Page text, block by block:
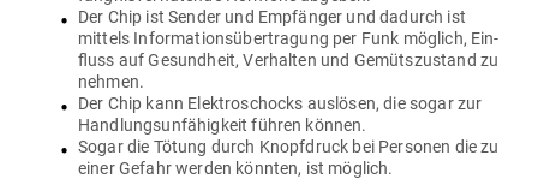
Der Chip ist Sender und Emp­fänger und dadurch ist
mittels Infor­ma­ti­ons­über­tragung per Funk möglich, Ein­
fluss auf Gesundheit, Ver­halten und Gemüts­zu­stand zu
nehmen.
Der Chip kann Elek­tro­schocks aus­lösen, die sogar zur
Hand­lungs­un­fä­higkeit führen können.
Sogar die Tötung durch Knopf­druck bei Per­sonen die zu
einer Gefahr werden könnten, ist möglich.